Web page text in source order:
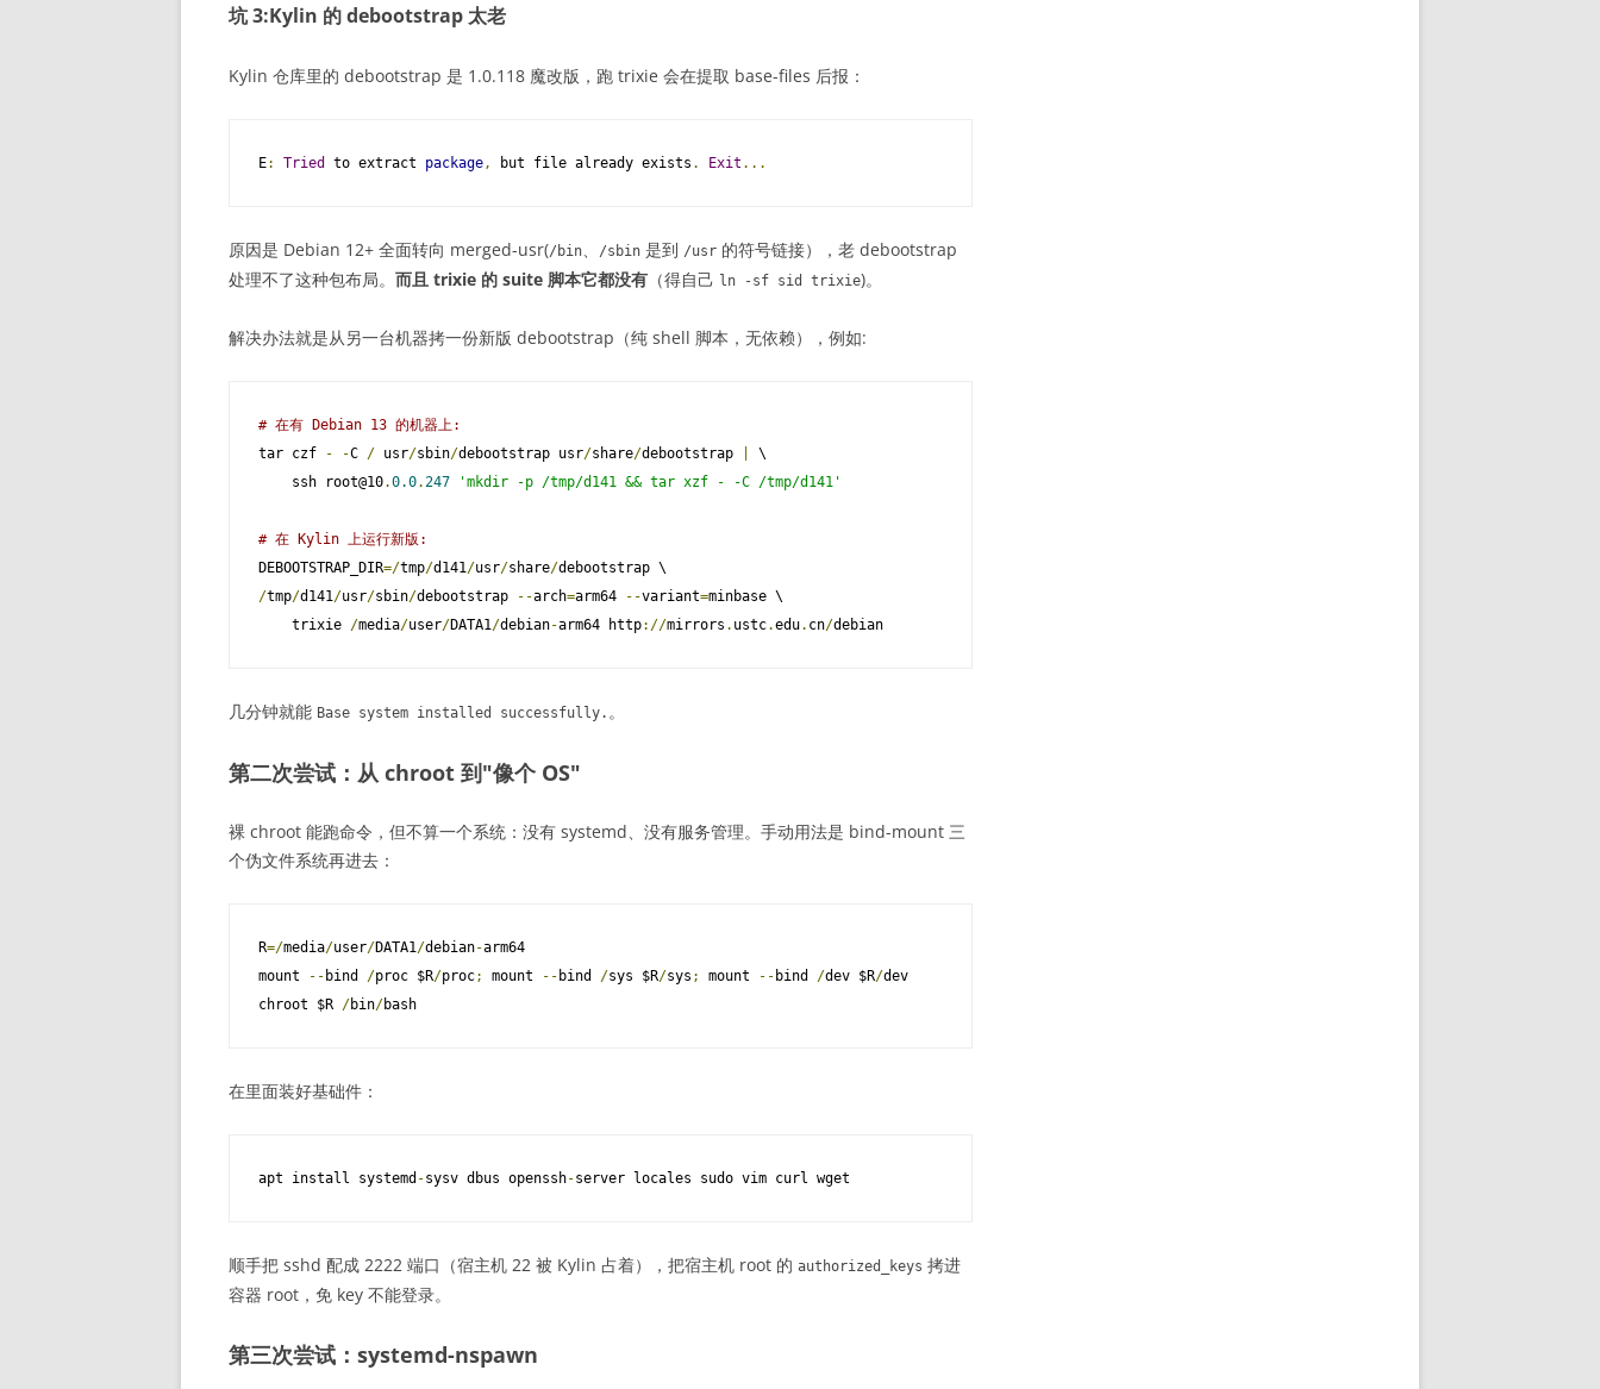
坑 3:Kylin 的 debootstrap 太老
Kylin 仓库里的 debootstrap 是 1.0.118 魔改版，跑 trixie 会在提取 base-files 后报：
E: Tried to extract package, but file already exists . Exit ...
原因是 Debian 12+ 全面转向 merged-usr(/ bin、 /sbin 是到 /usr 的符号链接），老 debootstrap
处理不了这种包布局。 而且 trixie 的 suite 脚本它都没有 （得自己 ln -sf sid trixie)。
解决办法就是从另一台机器拷一份新版 debootstrap（纯 shell 脚本，无依赖），例如:
# 在有 Debian 13 的机器上:
tar czf
- -C / usr/sbin/debootstrap usr/share/debootstrap
\
    ssh root@10
.0.0.247 'mkdir -p /tmp/d141 && tar xzf - -C /tmp/d141'
# 在 Kylin 上运行新版:
DEBOOTSTRAP_DIR=/tmp/d141/usr/share/
/tmp/d141/usr/sbin/debootstrap --arch=arm64 --variant=minbase \
    trixie
/media/user/DATA1/debian-arm64 http://mirrors . ustc.edu. cn/debian
几分钟就能 Base system installed successfully. 。
第二次尝试：从 chroot 到"像个 OS"
裸 chroot 能跑命令，但不算一个系统：没有 systemd、没有服务管理。手动用法是 bind-mount 三
个伪文件系统再进去：
R=/media/user/DATA1/debian-arm64
mount
-- bind /proc $R/proc; mount -- bind /sys $R/sys ; mount -- bind /dev $R/dev
chroot $R /bin/bash
在里面装好基础件：
apt install systemd -sysv dbus openssh-server locales sudo vim curl wget
顺手把 sshd 配成 2222 端口（宿主机 22 被 Kylin 占着），把宿主机 root 的 authorized_keys 拷进
容器 root，免 key 不能登录。
第三次尝试：systemd-nspawn